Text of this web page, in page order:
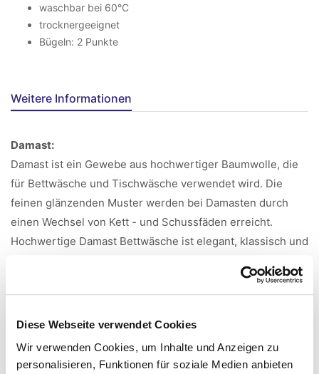
Diese Webseite verwendet Cookies
Wir verwenden Cookies, um Inhalte und Anzeigen zu
personalisieren, Funktionen für soziale Medien anbieten
waschbar bei 60°C
trocknergeeignet
Bügeln: 2 Punkte
Weitere Informationen
Damast:
Damast ist ein Gewebe aus hochwertiger Baumwolle, die
für Bettwäsche und Tischwäsche verwendet wird. Die
feinen glänzenden Muster werden bei Damasten durch
einen Wechsel von Kett - und Schussfäden erreicht.
Hochwertige Damast Bettwäsche ist elegant, klassisch und
Natronlauge veredelt. Die Fasern quellen und runden sich,
wodurch der Stoff an Festigkeit gewinnt und
aufnahmefähiger für Farbstoffe wird. Spannbettlaken und